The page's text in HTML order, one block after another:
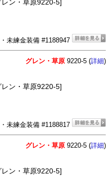
ン・草原9220-5]
未練金装備 #1188947
グレン・草原 9220-5 (詳細)
ン・草原9220-5]
未練金装備 #1188817
グレン・草原 9220-5 (詳細)
ン・草原9220-5]